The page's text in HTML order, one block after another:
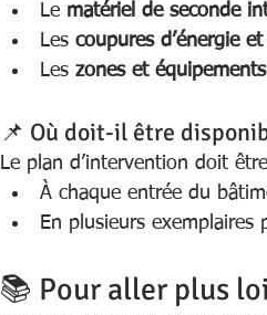
Le matériel de seconde
Les coupures d’énergie
Les zones et
📌 Où doit-il être
Le plan d’intervention doit être
À chaque entrée du
En plusieurs
📚 Pour aller plus